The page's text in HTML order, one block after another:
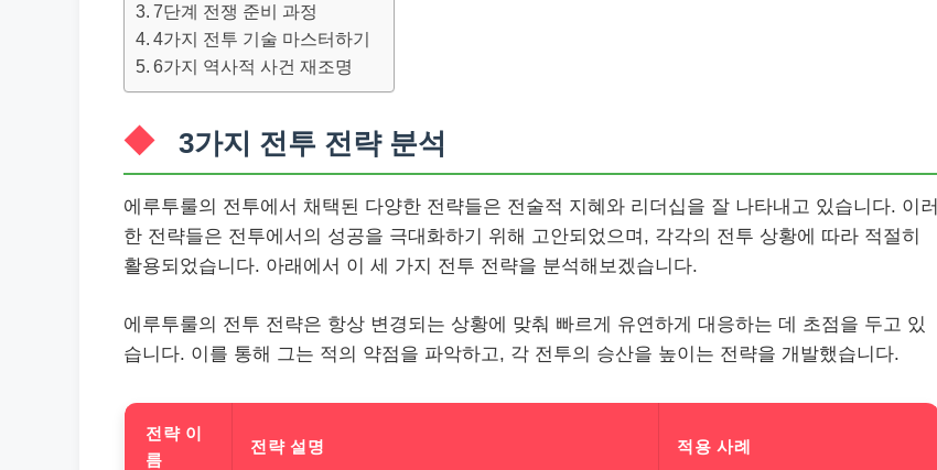
7단계 전쟁 준비 과정
4가지 전투 기술 마스터하기
6가지 역사적 사건 재조명
3가지 전투 전략 분석
에루투룰의 전투에서 채택된 다양한 전략들은 전술적 지혜와 리더십을 잘 나타내고 있습니다. 이러
한 전략들은 전투에서의 성공을 극대화하기 위해 고안되었으며, 각각의 전투 상황에 따라 적절히
활용되었습니다. 아래에서 이 세 가지 전투 전략을 분석해보겠습니다.
에루투룰의 전투 전략은 항상 변경되는 상황에 맞춰 빠르게 유연하게 대응하는 데 초점을 두고 있
습니다. 이를 통해 그는 적의 약점을 파악하고, 각 전투의 승산을 높이는 전략을 개발했습니다.
전략 이
름
전략 설명 적용 사례